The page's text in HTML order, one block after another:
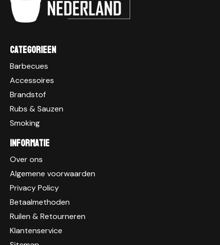
Categorieen
Barbecues
Accessoires
Brandstof
Rubs & Sauzen
Smoking
Informatie
Over ons
Algemene voorwaarden
Privacy Policy
Betaalmethoden
Ruilen & Retourneren
Klantenservice